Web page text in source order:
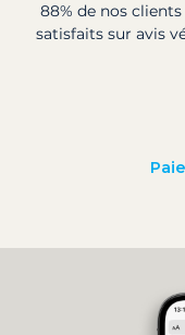
88% de nos
satisfaits sur avis